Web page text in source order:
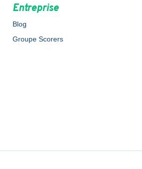
Entreprise
Blog
Groupe Scorers